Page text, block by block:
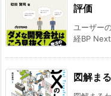
評価
ユーザー
経BP
図解ま